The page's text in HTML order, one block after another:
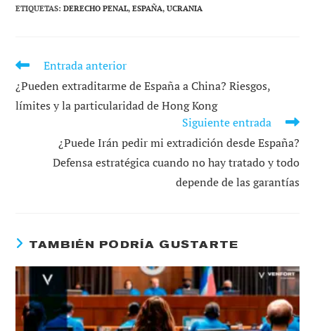
ETIQUETAS:DERECHO PENAL, ESPAÑA, UCRANIA
LEER
ARTÍCULOS
Entrada anterior
¿Pueden extraditarme de España a China? Riesgos,
límites y la particularidad de Hong Kong
Siguiente entrada
¿Puede Irán pedir mi extradición desde España?
Defensa estratégica cuando no hay tratado y todo
depende de las garantías
TAMBIÉN PODRÍA GUSTARTE